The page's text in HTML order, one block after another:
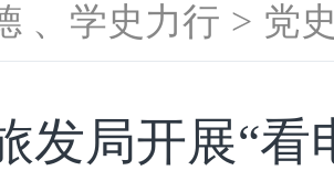
、学史力行 > 党
发局开展“看